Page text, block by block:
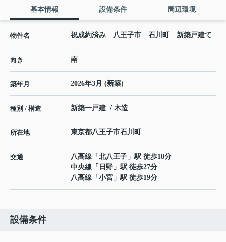
基本情報 設備条件 周辺環境
物件名 祝成約済み 八王子市 石川町 新築戸建て
向き 南
築年月 2026年3月 (新築)
種別 / 構造 新築一戸建 / 木造
所在地 東京都八王子市石川町
交通 八高線 「 北八王子 」駅 徒歩18分
中央線 「 日野 」駅 徒歩27分
八高線 「 小宮 」駅 徒歩19分
設備条件